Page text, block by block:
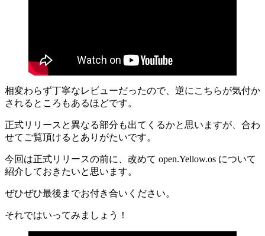
相変わらず丁寧なレビューだったので、逆にこちらが気付か
されるところもあるほどです。
正式リリースと異なる部分も出てくるかと思いますが、合わ
せてご覧頂けるとありがたいです。
今回は正式リリースの前に、改めて open.Yellow.os について
紹介しておきたいと思います。
ぜひぜひ最後までお付き合いください。
それではいってみましょう！